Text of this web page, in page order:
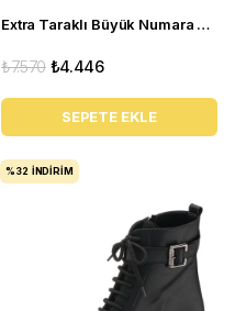
Extra Taraklı Büyük Numara Kadın BOT Gaye1003 Beyaz
₺4.446
₺7.570
SEPETE EKLE
%32 İNDIRIM